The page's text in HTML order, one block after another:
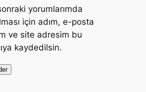
yorumlarımda
için adım, e-posta
ve site adresim bu
kaydedilsin.